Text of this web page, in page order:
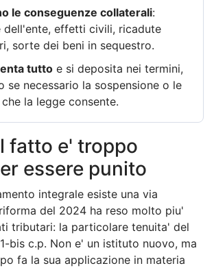
le conseguenze collaterali:
dell'ente, effetti civili, ricadute
sorte dei beni in sequestro.
tutto e si deposita nei termini,
se necessario la sospensione o le
la legge consente.
fatto e' troppo
essere punito
integrale esiste una via
del 2024 ha reso molto piu'
tributari: la particolare tenuita' del
bis c.p. Non e' un istituto nuovo, ma
fa la sua applicazione in materia